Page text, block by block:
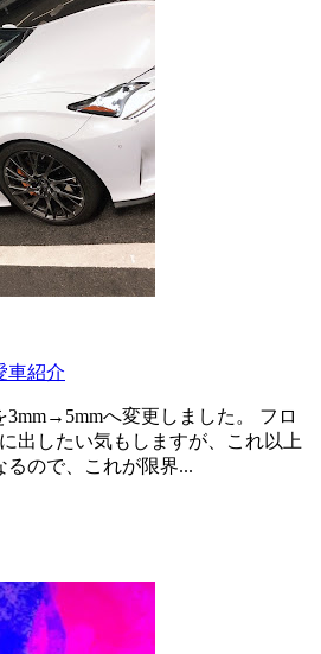
車紹介
へ変更しました。 フロ
出したい気もしますが、これ以上
ので、これが限界...